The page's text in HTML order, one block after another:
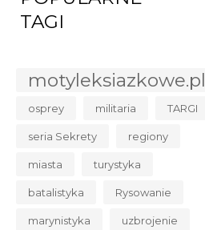
TAGI
motyleksiazkowe.pl
osprey militaria TARGI
seria Sekrety regiony
miasta turystyka
batalistyka Rysowanie
marynistyka uzbrojenie